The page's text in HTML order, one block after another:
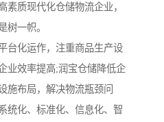
素质现代化仓储物流企业，
树一帜。
台化运作，注重商品生产设
业效率提高;润宝仓储降低企
施布局，解决物流瓶颈问
统化、标准化、信息化、智